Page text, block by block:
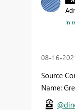
In
‎08-16-
Source
Name: